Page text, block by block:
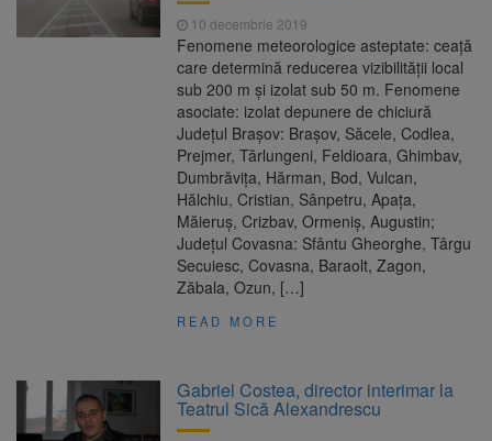
10 decembrie 2019
Fenomene meteorologice asteptate: ceață
care determină reducerea vizibilității local
sub 200 m și izolat sub 50 m. Fenomene
asociate: izolat depunere de chiciură
Județul Braşov: Brașov, Săcele, Codlea,
Prejmer, Tărlungeni, Feldioara, Ghimbav,
Dumbrăvița, Hărman, Bod, Vulcan,
Hălchiu, Cristian, Sânpetru, Apața,
Măieruș, Crizbav, Ormeniș, Augustin;
Județul Covasna: Sfântu Gheorghe, Târgu
Secuiesc, Covasna, Baraolt, Zagon,
Zăbala, Ozun, […]
READ MORE
Gabriel Costea, director interimar la
Teatrul Sică Alexandrescu